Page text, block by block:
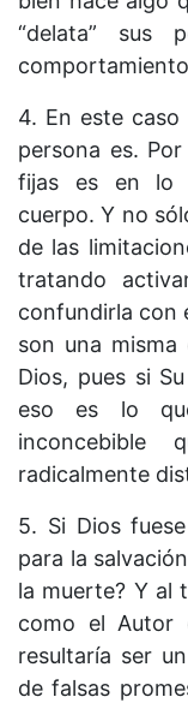
“delata” sus
4. En este
persona es.
fijas es en lo
cuerpo. Y no
de las
tratando
confundirla con
son una
Dios, pues si
eso es lo
inconcebible
radicalmente
5. Si Dios
para la
la muerte? Y al
como el
resultaría ser
de falsas